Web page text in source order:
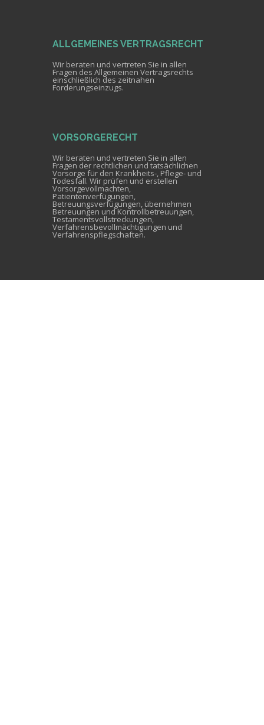
ALLGEMEINES VERTRAGSRECHT
Wir beraten und vertreten Sie in allen
Fragen des Allgemeinen Vertragsrechts
einschließlich des zeitnahen
Forderungseinzugs.
VORSORGERECHT
Wir beraten und vertreten Sie in allen
Fragen der rechtlichen und tatsächlichen
Vorsorge für den Krankheits-, Pflege- und
Todesfall. Wir prüfen und erstellen
Vorsorgevollmachten,
Patientenverfügungen,
Betreuungsverfügungen, übernehmen
Betreuungen und Kontrollbetreuungen,
Testamentsvollstreckungen,
Verfahrensbevollmächtigungen und
Verfahrenspflegschaften.